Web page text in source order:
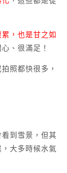
，也是甘之如
心、很滿足！
照都快很多 ，
到雪景，但其
大多時候水氣